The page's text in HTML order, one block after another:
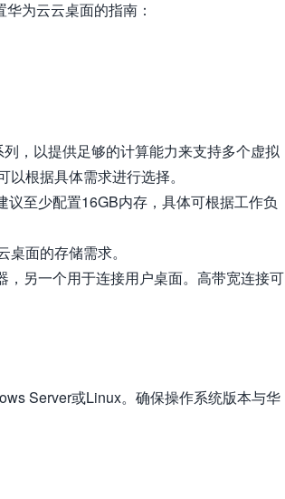
为云云桌面的指南：
，以提供足够的计算能力来支持多个虚拟
根据具体需求进行选择。
议至少配置16GB内存，具体可根据工作负
面的存储需求。
另一个用于连接用户桌面。高带宽连接可
Server或Linux。确保操作系统版本与华